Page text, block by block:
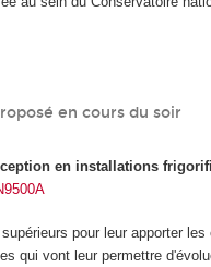
en cours du soir
en installations
pour leur apporter les
qui vont leur permettre